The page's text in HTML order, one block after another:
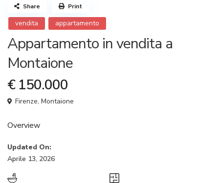
vendita appartamento
Appartamento in vendita a
Montaione
€ 150.000
Firenze, Montaione
Share Print
Overview
Updated On:
Aprile 13, 2026